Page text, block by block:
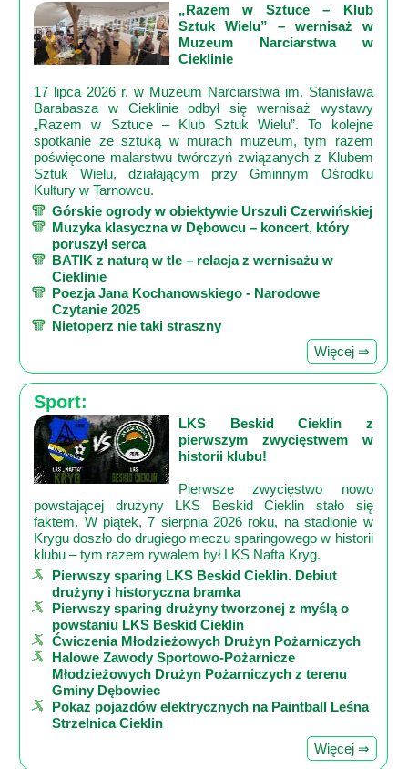
„Razem w Sztuce – Klub
Sztuk Wielu” – wernisaż w
Muzeum Narciarstwa w
Cieklinie
17 lipca 2026 r. w Muzeum Narciarstwa im. Stanisława
Barabasza w Cieklinie odbył się wernisaż wystawy
„Razem w Sztuce – Klub Sztuk Wielu”. To kolejne
spotkanie ze sztuką w murach muzeum, tym razem
poświęcone malarstwu twórczyń związanych z Klubem
Sztuk Wielu, działającym przy Gminnym Ośrodku
Kultury w Tarnowcu.
Górskie ogrody w obiektywie Urszuli Czerwińskiej
Muzyka klasyczna w Dębowcu – koncert, który
poruszył serca
BATIK z naturą w tle – relacja z wernisażu w
Cieklinie
Poezja Jana Kochanowskiego - Narodowe
Czytanie 2025
Nietoperz nie taki straszny
Więcej ⇒
Sport:
LKS Beskid Cieklin z
pierwszym zwycięstwem w
historii klubu!
Pierwsze zwycięstwo nowo
powstającej drużyny LKS Beskid Cieklin stało się
faktem. W piątek, 7 sierpnia 2026 roku, na stadionie w
Krygu doszło do drugiego meczu sparingowego w historii
klubu – tym razem rywalem był LKS Nafta Kryg.
Pierwszy sparing LKS Beskid Cieklin. Debiut
drużyny i historyczna bramka
Pierwszy sparing drużyny tworzonej z myślą o
powstaniu LKS Beskid Cieklin
Ćwiczenia Młodzieżowych Drużyn Pożarniczych
Halowe Zawody Sportowo-Pożarnicze
Młodzieżowych Drużyn Pożarniczych z terenu
Gminy Dębowiec
Pokaz pojazdów elektrycznych na Paintball Leśna
Strzelnica Cieklin
Więcej ⇒